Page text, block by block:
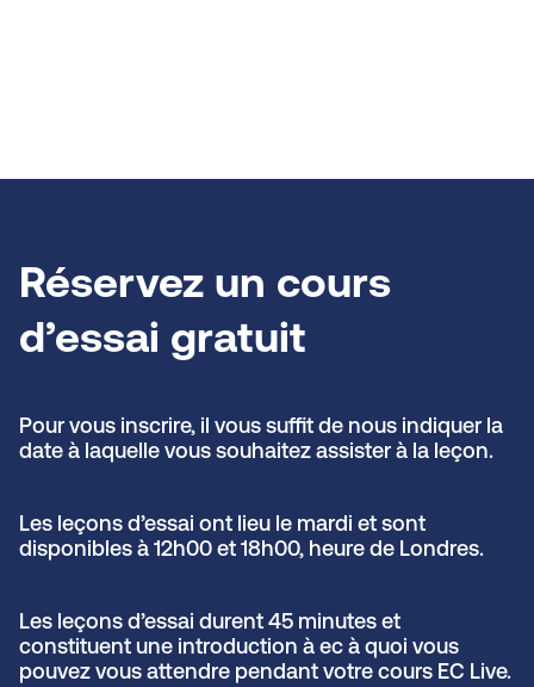
Réservez un cours
d’essai gratuit
Pour vous inscrire, il vous suffit de nous indiquer la
date à laquelle vous souhaitez assister à la leçon.
Les leçons d’essai ont lieu le mardi et sont
disponibles à 12h00 et 18h00, heure de Londres.
Les leçons d’essai durent 45 minutes et
constituent une introduction à ec à quoi vous
pouvez vous attendre pendant votre cours EC Live.